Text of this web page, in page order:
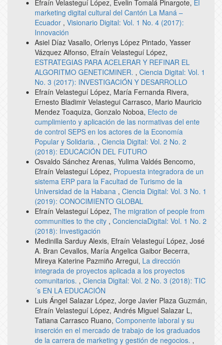
Efraín Velasteguí López, Evelin Tomalá Pinargote, El
marketing digital cultural del Cantón La Maná –
Ecuador , Visionario Digital: Vol. 1 No. 4 (2017):
Innovación
Asiel Díaz Vasallo, Orlenys López Pintado, Yasser
Vázquez Alfonso, Efraín Velasteguí López,
ESTRATEGIAS PARA ACELERAR Y REFINAR EL
ALGORITMO GENETICMINER. , Ciencia Digital: Vol. 1
No. 3 (2017): INVESTIGACIÓN Y DESARROLLO
Efraín Velasteguí López, María Fernanda Rivera,
Ernesto Bladimir Velastegui Carrasco, Mario Mauricio
Mendez Toaquiza, Gonzalo Noboa, Efecto de
cumplimiento y aplicación de las normativas del ente
de control SEPS en los actores de la Economía
Popular y Solidaria. , Ciencia Digital: Vol. 2 No. 2
(2018): EDUCACIÓN DEL FUTURO
Osvaldo Sánchez Arenas, Yulima Valdés Bencomo,
Efraín Velasteguí López, Propuesta integradora de un
sistema ERP para la Facultad de Turismo de la
Universidad de la Habana , Ciencia Digital: Vol. 3 No. 1
(2019): CONOCIMIENTO GLOBAL
Efraín Velasteguí López, The migration of people from
communities to the city , ConcienciaDigital: Vol. 1 No. 2
(2018): Investigación
Medinilla Sarduy Alexis, Efraín Velasteguí López, José
A. Bran Cevallos, María Angelica Gaibor Becerra,
Mireya Katerine Pazmiño Arregui, La dirección
integrada de proyectos aplicada a los proyectos
comunitarios. , Ciencia Digital: Vol. 2 No. 3 (2018): TIC
´s EN LA EDUCACIÓN
Luis Ángel Salazar López, Jorge Javier Plaza Guzmán,
Efraín Velasteguí López, Andrés Miguel Salazar L,
Tatiana Carrasco Ruano, Componente laboral y su
inserción en el mercado de trabajo de los graduados
de la carrera de marketing y gestión de negocios. ,